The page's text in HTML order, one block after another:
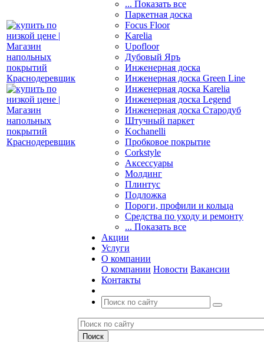
... Показать все
Паркетная доска
Focus Floor
Karelia
Upofloor
Дубовый Яръ
Инженерная доска
Инженерная доска Green Line
Инженерная доска Karelia
Инженерная доска Legend
Инженерная доска Стародуб
Штучный паркет
Kochanelli
Пробковое покрытие
Corkstyle
Аксессуары
Молдинг
Плинтус
Подложка
Пороги, профили и кольца
Средства по уходу и ремонту
... Показать все
Акции
Услуги
О компании
О компании Новости Вакансии
Контакты